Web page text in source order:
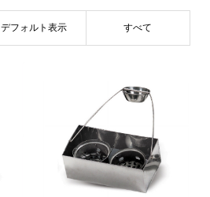
デフォルト表示 すべて